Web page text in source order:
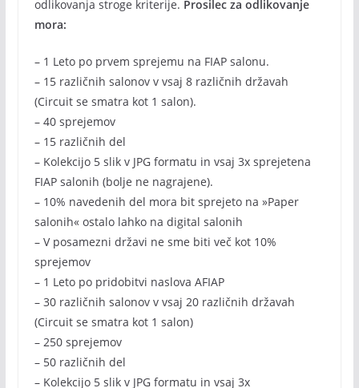
odlikovanja stroge kriterije. Prosilec za odlikovanje
mora:
– 1 Leto po prvem sprejemu na FIAP salonu.
– 15 različnih salonov v vsaj 8 različnih državah
(Circuit se smatra kot 1 salon).
– 40 sprejemov
– 15 različnih del
– Kolekcijo 5 slik v JPG formatu in vsaj 3x sprejetena
FIAP salonih (bolje ne nagrajene).
– 10% navedenih del mora bit sprejeto na »Paper
salonih« ostalo lahko na digital salonih
– V posamezni državi ne sme biti več kot 10%
sprejemov
– 1 Leto po pridobitvi naslova AFIAP
– 30 različnih salonov v vsaj 20 različnih državah
(Circuit se smatra kot 1 salon)
– 250 sprejemov
– 50 različnih del
– Kolekcijo 5 slik v JPG formatu in vsaj 3x